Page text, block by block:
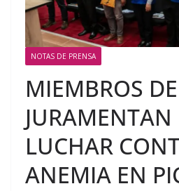
NOTAS DE PRENSA
MIEMBROS
JURAMENTAN
LUCHAR
ANEMIA EN